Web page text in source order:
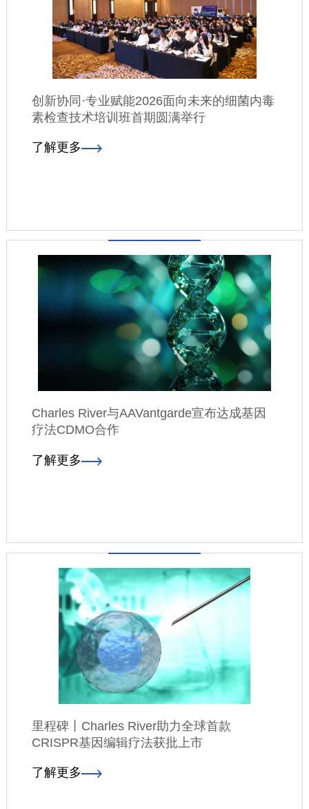
创新协同·专业赋能2026面向未来的细菌内毒
素检查技术培训班首期圆满举行
了解更多
Charles River与AAVantgarde宣布达成基因
疗法CDMO合作
了解更多
里程碑丨Charles River助力全球首款
CRISPR基因编辑疗法获批上市
了解更多